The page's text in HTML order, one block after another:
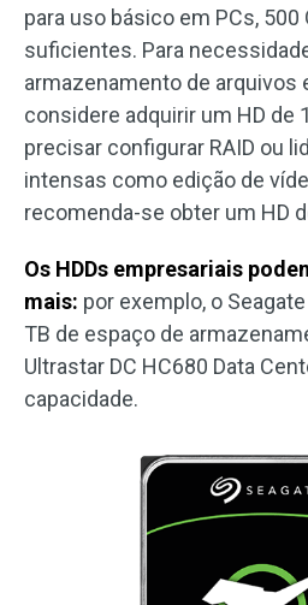
para uso básico em PCs, 500
suficientes. Para
armazenamento de arquivos
considere adquirir um HD de
precisar configurar RAID ou
intensas como edição de
recomenda-se obter um HD
Os HDDs empresariais
mais: por exemplo, o
TB de espaço de
Ultrastar DC HC680 Data
capacidade.